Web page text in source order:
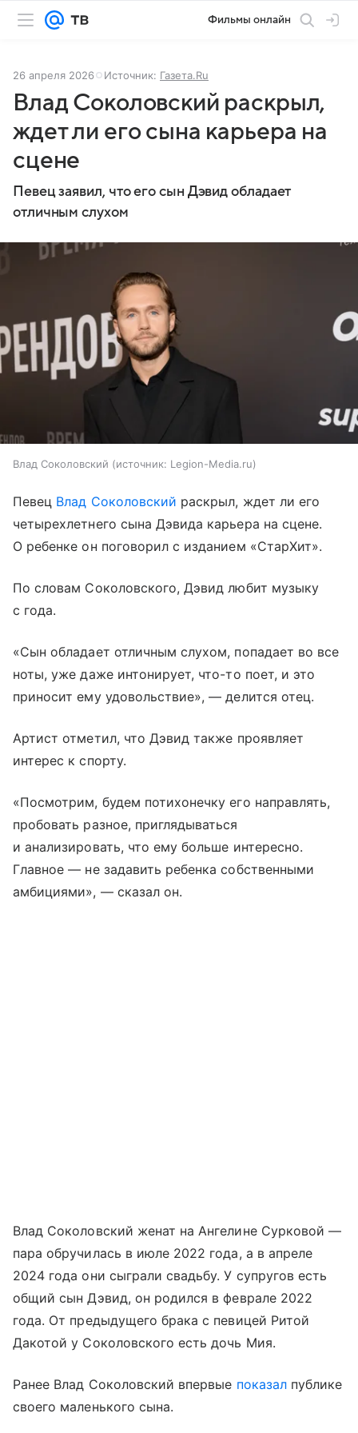
Фильмы онлайн
26 апреля 2026 Источник: Газета.Ru
Влад Соколовский раскрыл,
ждет ли его сына карьера на
сцене
Певец заявил, что его сын Дэвид обладает
отличным слухом
Влад Соколовский источник: Legion-Media.ru
Певец Влад Соколовский раскрыл, ждет ли его
четырехлетнего сына Дэвида карьера на сцене.
О ребенке он поговорил с изданием «СтарХит».
По словам Соколовского, Дэвид любит музыку
с года.
«Сын обладает отличным слухом, попадает во все
ноты, уже даже интонирует, что-то поет, и это
приносит ему удовольствие», — делится отец.
Артист отметил, что Дэвид также проявляет
интерес к спорту.
«Посмотрим, будем потихонечку его направлять,
пробовать разное, приглядываться
и анализировать, что ему больше интересно.
Главное — не задавить ребенка собственными
амбициями», — сказал он.
Влад Соколовский женат на Ангелине Сурковой —
пара обручилась в июле 2022 года, а в апреле
2024 года они сыграли свадьбу. У супругов есть
общий сын Дэвид, он родился в феврале 2022
года. От предыдущего брака с певицей Ритой
Дакотой у Соколовского есть дочь Мия.
Ранее Влад Соколовский впервые показалпублике
своего маленького сына.